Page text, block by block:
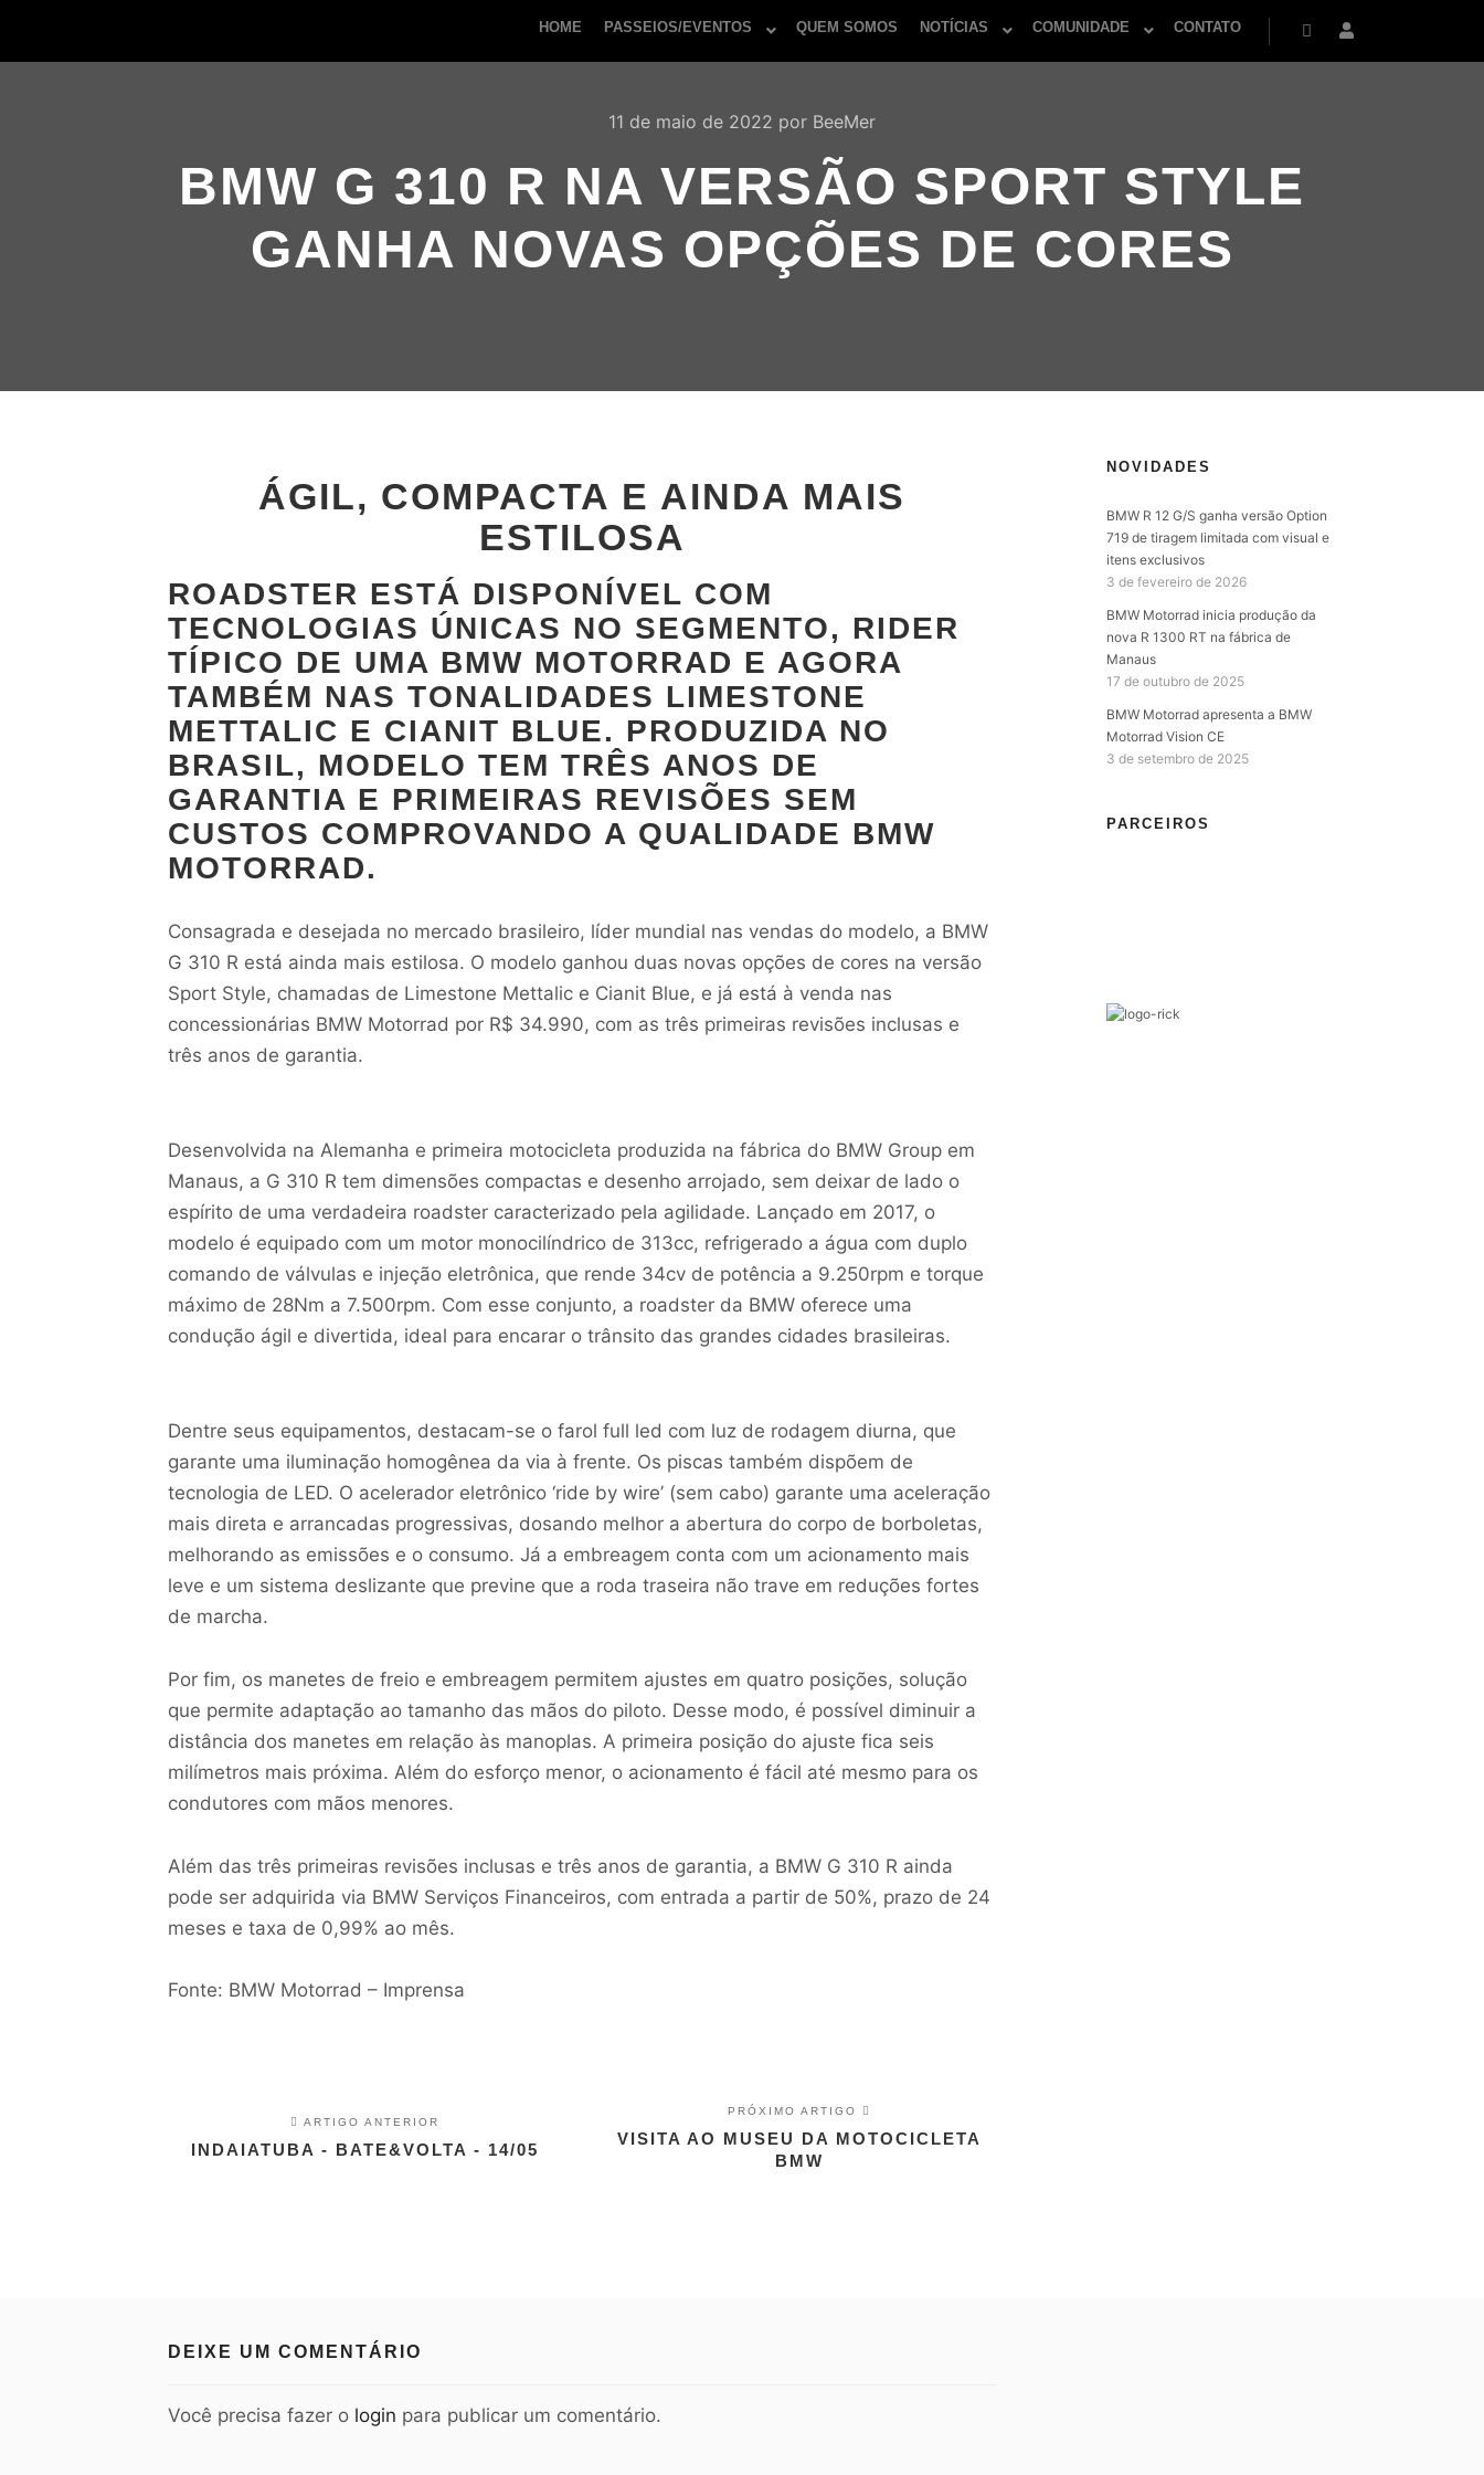
HOME PASSEIOS/EVENTOS QUEM SOMOS NOTÍCIAS COMUNIDADE CONTATO
PesquisaMais informações
11 de maio de 2022 por BeeMer
BMW G 310 R NA VERSÃO SPORT STYLE
GANHA NOVAS OPÇÕES DE CORES
ÁGIL, COMPACTA E AINDA MAIS
ESTILOSA
ROADSTER ESTÁ DISPONÍVEL COM
TECNOLOGIAS ÚNICAS NO SEGMENTO, RIDER
TÍPICO DE UMA BMW MOTORRAD E AGORA
TAMBÉM NAS TONALIDADES LIMESTONE
METTALIC E CIANIT BLUE. PRODUZIDA NO
BRASIL, MODELO TEM TRÊS ANOS DE
GARANTIA E PRIMEIRAS REVISÕES SEM
CUSTOS COMPROVANDO A QUALIDADE BMW
MOTORRAD.
Consagrada e desejada no mercado brasileiro, líder mundial nas vendas do modelo, a BMW
G 310 R está ainda mais estilosa. O modelo ganhou duas novas opções de cores na versão
Sport Style, chamadas de Limestone Mettalic e Cianit Blue, e já está à venda nas
concessionárias BMW Motorrad por R$ 34.990, com as três primeiras revisões inclusas e
três anos de garantia.
Desenvolvida na Alemanha e primeira motocicleta produzida na fábrica do BMW Group em
Manaus, a G 310 R tem dimensões compactas e desenho arrojado, sem deixar de lado o
espírito de uma verdadeira roadster caracterizado pela agilidade. Lançado em 2017, o
modelo é equipado com um motor monocilíndrico de 313cc, refrigerado a água com duplo
comando de válvulas e injeção eletrônica, que rende 34cv de potência a 9.250rpm e torque
máximo de 28Nm a 7.500rpm. Com esse conjunto, a roadster da BMW oferece uma
condução ágil e divertida, ideal para encarar o trânsito das grandes cidades brasileiras.
Dentre seus equipamentos, destacam-se o farol full led com luz de rodagem diurna, que
garante uma iluminação homogênea da via à frente. Os piscas também dispõem de
tecnologia de LED. O acelerador eletrônico ‘ride by wire’ (sem cabo) garante uma aceleração
mais direta e arrancadas progressivas, dosando melhor a abertura do corpo de borboletas,
melhorando as emissões e o consumo. Já a embreagem conta com um acionamento mais
leve e um sistema deslizante que previne que a roda traseira não trave em reduções fortes
de marcha.
Por fim, os manetes de freio e embreagem permitem ajustes em quatro posições, solução
que permite adaptação ao tamanho das mãos do piloto. Desse modo, é possível diminuir a
distância dos manetes em relação às manoplas. A primeira posição do ajuste fica seis
milímetros mais próxima. Além do esforço menor, o acionamento é fácil até mesmo para os
condutores com mãos menores.
Além das três primeiras revisões inclusas e três anos de garantia, a BMW G 310 R ainda
pode ser adquirida via BMW Serviços Financeiros, com entrada a partir de 50%, prazo de 24
meses e taxa de 0,99% ao mês.
Fonte: BMW Motorrad – Imprensa
ARTIGO ANTERIOR
INDAIATUBA - BATE&VOLTA - 14/05
PRÓXIMO ARTIGO
VISITA AO MUSEU DA MOTOCICLETA
BMW
DEIXE UM COMENTÁRIO
Você precisa fazer o login para publicar um comentário.
NOVIDADES
BMW R 12 G/S ganha versão Option
719 de tiragem limitada com visual e
itens exclusivos
3 de fevereiro de 2026
BMW Motorrad inicia produção da
nova R 1300 RT na fábrica de
Manaus
17 de outubro de 2025
BMW Motorrad apresenta a BMW
Motorrad Vision CE
3 de setembro de 2025
PARCEIROS